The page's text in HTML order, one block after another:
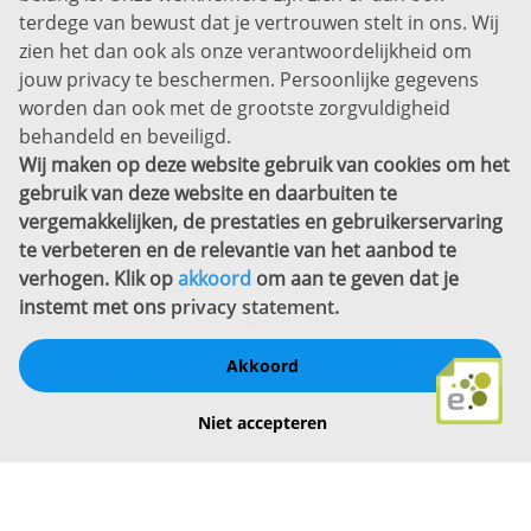
Disclaimer
Privacyverklaring
Sitemap
Copyright
Bekijk ook eens
terdege van bewust dat je vertrouwen stelt in ons. Wij
zien het dan ook als onze verantwoordelijkheid om
jouw privacy te beschermen. Persoonlijke gegevens
worden dan ook met de grootste zorgvuldigheid
behandeld en beveiligd.
Wij maken op deze website gebruik van cookies om het
gebruik van deze website en daarbuiten te
vergemakkelijken, de prestaties en gebruikerservaring
te verbeteren en de relevantie van het aanbod te
verhogen. Klik opakkoord om aan te geven dat je
instemt met ons privacy statement.
Akkoord
Niet accepteren